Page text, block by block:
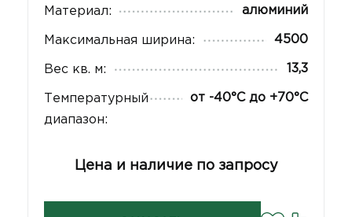
Материал: алюминий
Максимальная ширина: 4500
Вес кв. м: 13,3
Температурный
диапазон:
от -40°С до +70°С
Цена и наличие по запросу